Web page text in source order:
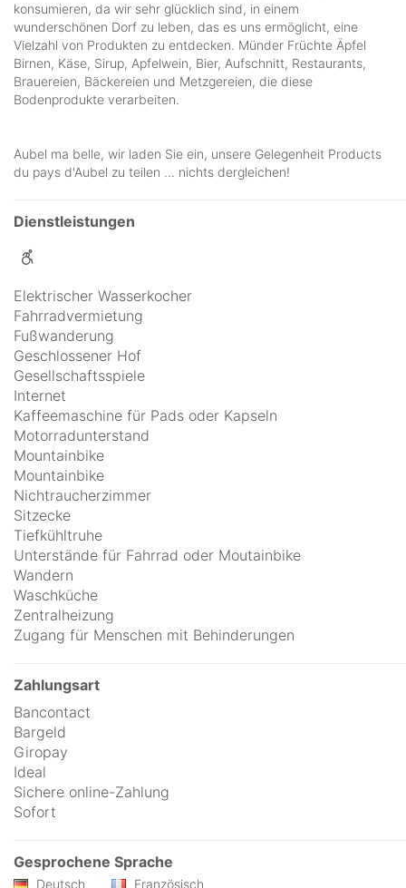
konsumieren, da wir sehr glücklich sind, in einem
wunderschönen Dorf zu leben, das es uns ermöglicht, eine
Vielzahl von Produkten zu entdecken. Münder Früchte Äpfel
Birnen, Käse, Sirup, Apfelwein, Bier, Aufschnitt, Restaurants,
Brauereien, Bäckereien und Metzgereien, die diese
Bodenprodukte verarbeiten.
Aubel ma belle, wir laden Sie ein, unsere Gelegenheit Products
du pays d'Aubel zu teilen ... nichts dergleichen!
Dienstleistungen
Elektrischer Wasserkocher
Fahrradvermietung
Fußwanderung
Geschlossener Hof
Gesellschaftsspiele
Internet
Kaffeemaschine für Pads oder Kapseln
Motorradunterstand
Mountainbike
Mountainbike
Nichtraucherzimmer
Sitzecke
Tiefkühltruhe
Unterstände für Fahrrad oder Moutainbike
Wandern
Waschküche
Zentralheizung
Zugang für Menschen mit Behinderungen
Zahlungsart
Bancontact
Bargeld
Giropay
Ideal
Sichere online-Zahlung
Sofort
Gesprochene Sprache
Deutsch Französisch